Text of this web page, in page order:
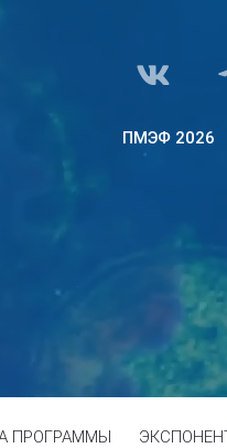
ПМЭФ 2026
ПРОГРАММЫ